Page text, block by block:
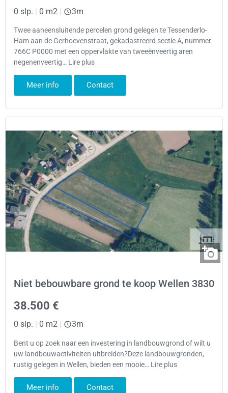
0 slp. | 0 m2 | 3m
Twee aaneensluitende percelen grond gelegen te Tessenderlo-
Ham aan de Gerhoevenstraat, gekadastreerd sectie A, nummer
766C P0000 met een oppervlakte van tweeënveertig aren
negenenveertig… Lire plus
Meer info Contact
Niet bebouwbare grond te koop Wellen 3830
38.500 €
0 slp. 0 m2 3m
Bent u op zoek naar een investering in landbouwgrond of wilt u
uw landbouwactiviteiten uitbreiden?Deze landbouwgronden,
rustig gelegen in Wellen, bieden een mooie… Lire plus
Meer info Contact